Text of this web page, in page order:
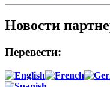
Новости
Перевести: